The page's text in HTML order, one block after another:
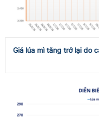
Giá lúa mì tăng trở lại do